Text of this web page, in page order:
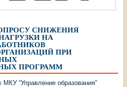
СНИЖЕНИЯ
НА
ПРИ
ПРОГРАММ
МКУ “Управление образования”